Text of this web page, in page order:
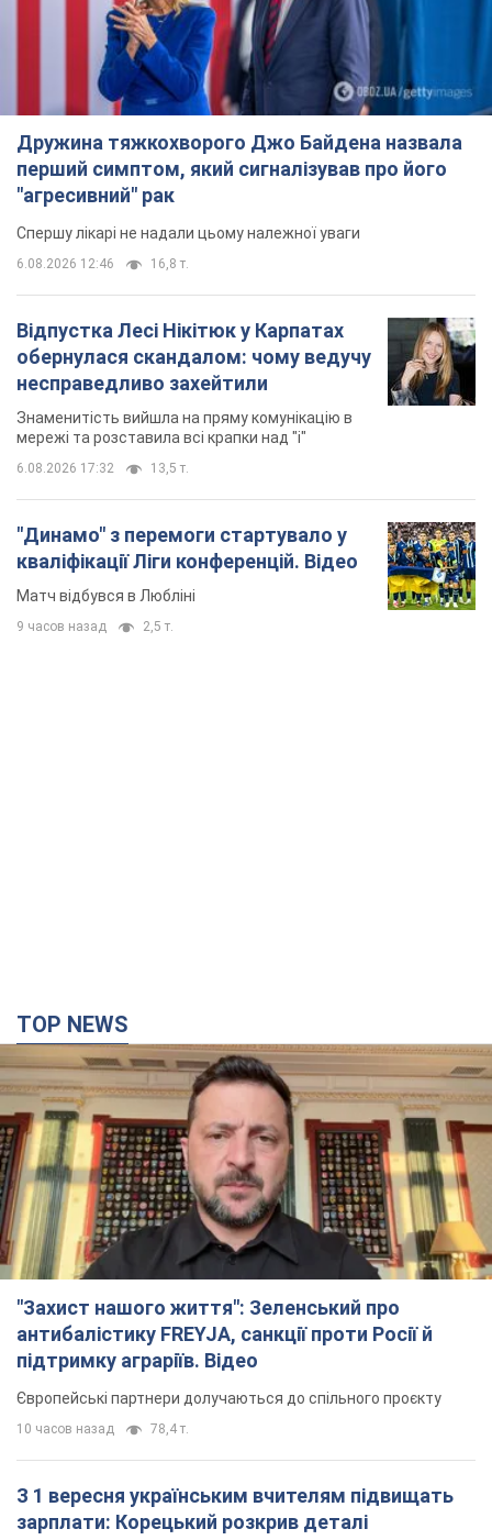
Дружина тяжкохворого Джо Байдена назвала
перший симптом, який сигналізував про його
"агресивний" рак
Спершу лікарі не надали цьому належної уваги
6.08.2026 12:46 16,8 т.
Відпустка Лесі Нікітюк у Карпатах
обернулася скандалом: чому ведучу
несправедливо захейтили
Знаменитість вийшла на пряму комунікацію в
мережі та розставила всі крапки над "і"
6.08.2026 17:32 13,5 т.
"Динамо" з перемоги стартувало у
кваліфікації Ліги конференцій. Відео
Матч відбувся в Любліні
9 часов назад 2,5 т.
TOP NEWS
"Захист нашого життя": Зеленський про
антибалістику FREYJA, санкції проти Росії й
підтримку аграріїв. Відео
Європейські партнери долучаються до спільного проєкту
10 часов назад 78,4 т.
З 1 вересня українським вчителям підвищать
зарплати: Корецький розкрив деталі